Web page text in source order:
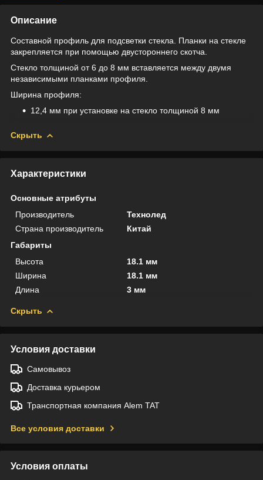
Описание
Составной профиль для подсветки стекла. Планки на стекле
закрепляется при помощью двустороннего скотча.
Стекло толщиной от 6 до 8 мм вставляется между двумя
независимыми планками профиля.
Ширина профиля:
12,4 мм при установке на стекло толщиной 8 мм
Скрыть
Характеристики
Основные атрибуты
Производитель
Технолед
Страна производитель
Китай
Габариты
Высота
18.1 мм
Ширина
18.1 мм
Длина
3 мм
Скрыть
Условия доставки
Самовывоз
Доставка курьером
Транспортная компания Alem TAT
Все условия доставки
Условия оплаты